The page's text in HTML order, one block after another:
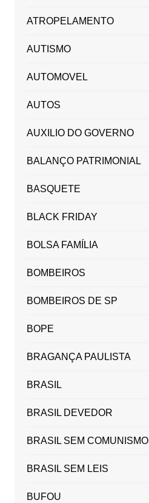
ATROPELAMENTO
AUTISMO
AUTOMOVEL
AUTOS
AUXILIO DO GOVERNO
BALANÇO PATRIMONIAL
BASQUETE
BLACK FRIDAY
BOLSA FAMÍLIA
BOMBEIROS
BOMBEIROS DE SP
BOPE
BRAGANÇA PAULISTA
BRASIL
BRASIL DEVEDOR
BRASIL SEM COMUNISMO
BRASIL SEM LEIS
BUFOU